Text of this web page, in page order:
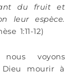
du fruit et
leur espèce.
1:11-12)
voyons
mourir à